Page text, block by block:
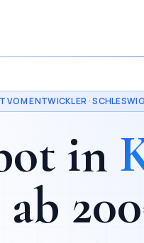
VOM ENTWICKLER ·
in
200